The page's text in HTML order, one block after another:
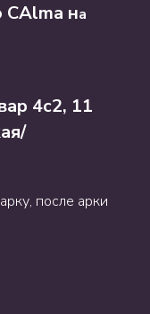
на
4с2, 11
после арки